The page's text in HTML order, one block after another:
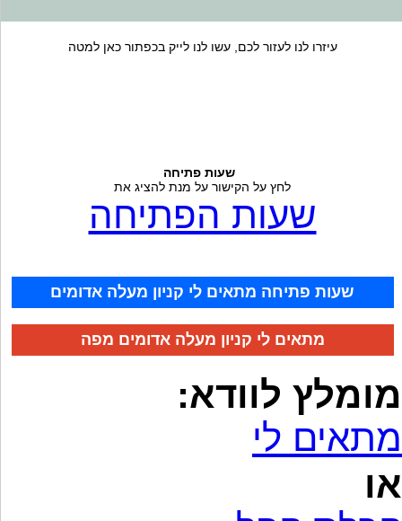
עיזרו לנו לעזור לכם, עשו לנו לייק בכפתור כאן למטה
שעות פתיחה
לחץ על הקישור על מנת להציג את
שעות הפתיחה
שעות פתיחה מתאים לי קניון מעלה אדומים
מתאים לי קניון מעלה אדומים מפה
מומלץ לוודא:
מתאים לי
או